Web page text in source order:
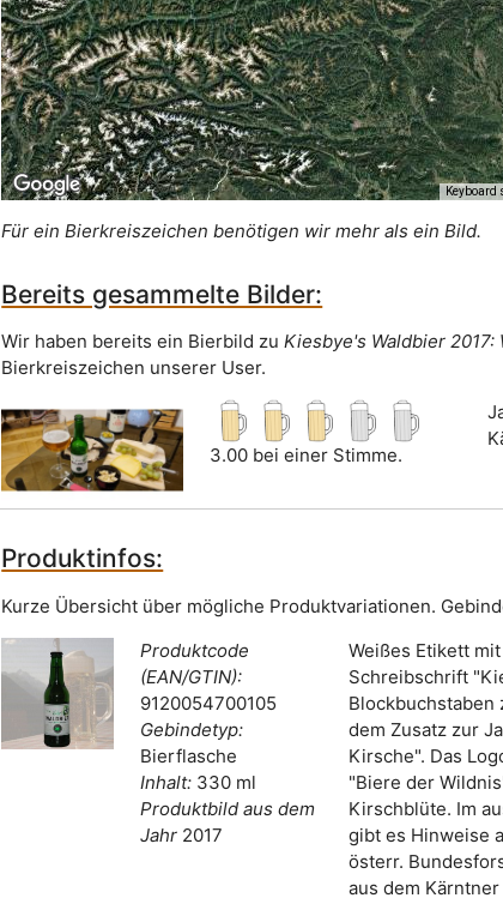
Keyboard
Für ein Bierkreiszeichen benötigen wir mehr als ein Bild.
Bereits gesammelte Bilder:
Wir haben bereits ein Bierbild zuKiesbye's Waldbier 2017:
Bierkreiszeichen unserer User.
3.00 bei einer Stimme.
Produktinfos:
Kurze Übersicht über mögliche Produktvariationen.
Produktcode
(EAN/GTIN):
9120054700105
Gebindetyp:
Bierflasche
Inhalt: 330 ml
Produktbild aus dem
Jahr 2017
Weißes Etikett
Schreibschrift
Blockbuchstaben
dem Zusatz zur
Kirsche". Das
"Biere der
Kirschblüte. Im
gibt es Hinweise
österr.
aus dem Kärntner